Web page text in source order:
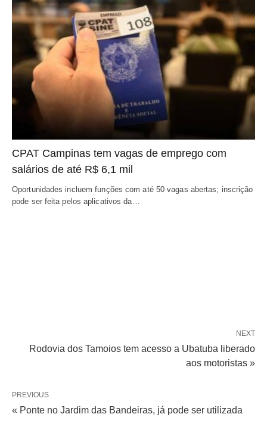
CPAT Campinas tem vagas de emprego com
salários de até R$ 6,1 mil
Oportunidades incluem funções com até 50 vagas abertas; inscrição
pode ser feita pelos aplicativos da…
NEXT
Rodovia dos Tamoios tem acesso a Ubatuba liberado
aos motoristas »
PREVIOUS
« Ponte no Jardim das Bandeiras, já pode ser utilizada